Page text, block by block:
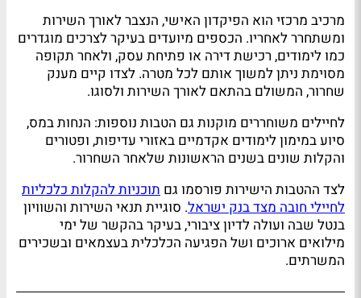
מרכיב מרכזי הוא הפיקדון האישי, הנצבר לאורך השירות
ומשתחרר לאחריו. הכספים מיועדים בעיקר לצרכים מוגדרים
כמו לימודים, רכישת דירה או פתיחת עסק, ולאחר תקופה
מסוימת ניתן למשוך אותם לכל מטרה. לצדו קיים מענק
שחרור, המשולם בהתאם לאורך השירות ולסוגו.
לחיילים משוחררים מוקנות גם הטבות נוספות: הנחות במס,
סיוע במימון לימודים אקדמיים באזורי עדיפות, ופטורים
והקלות שונים בשנים הראשונות שלאחר השחרור.
לצד ההטבות הישירות פורסמו גם תוכניות להקלות כלכליות
לחיילי חובה מצד בנק ישראל. סוגיית תנאי השירות והשוויון
בנטל שבה ועולה לדיון ציבורי, בעיקר בהקשר של ימי
מילואים ארוכים ושל הפגיעה הכלכלית בעצמאים ובשכירים
המשרתים.